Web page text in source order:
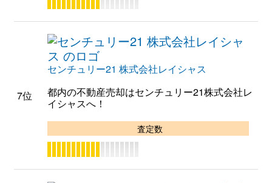
7位
センチュリー21 株式会社レイシャス
都内の不動産売却はセンチュリー21株式会社レ
イシャスへ！
査定数